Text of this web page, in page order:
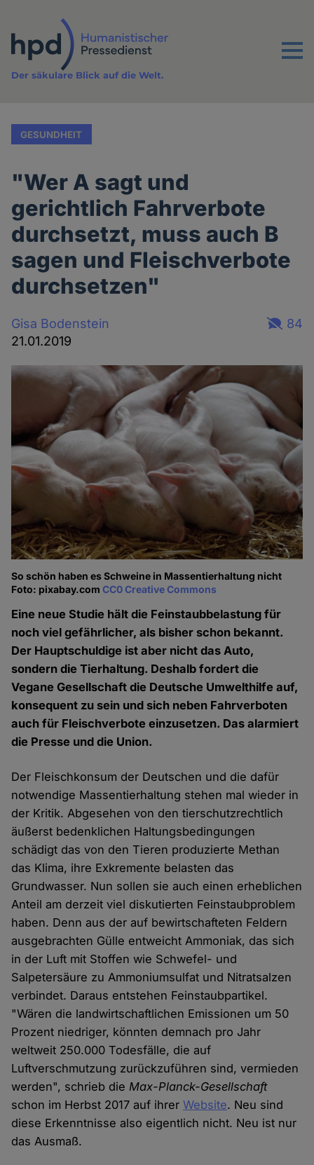
Inhalt
Menu
Der säkulare Blick auf die Welt.
GESUNDHEIT
"Wer A sagt und
gerichtlich Fahrverbote
durchsetzt, muss auch B
sagen und Fleischverbote
durchsetzen"
Gisa Bodenstein
21.01.2019
84
So schön haben es Schweine in Massentierhaltung nicht
Foto: pixabay.comCC0 Creative Commons
Eine neue Studie hält die Feinstaubbelastung für
noch viel gefährlicher, als bisher schon bekannt.
Der Hauptschuldige ist aber nicht das Auto,
sondern die Tierhaltung. Deshalb fordert die
Vegane Gesellschaft die Deutsche Umwelthilfe auf,
konsequent zu sein und sich neben Fahrverboten
auch für Fleischverbote einzusetzen. Das alarmiert
die Presse und die Union.
Der Fleischkonsum der Deutschen und die dafür
notwendige Massentierhaltung stehen mal wieder in
der Kritik. Abgesehen von den tierschutzrechtlich
äußerst bedenklichen Haltungsbedingungen
schädigt das von den Tieren produzierte Methan
das Klima, ihre Exkremente belasten das
Grundwasser. Nun sollen sie auch einen erheblichen
Anteil am derzeit viel diskutierten Feinstaubproblem
haben. Denn aus der auf bewirtschafteten Feldern
ausgebrachten Gülle entweicht Ammoniak, das sich
in der Luft mit Stoffen wie Schwefel- und
Salpetersäure zu Ammoniumsulfat und Nitratsalzen
verbindet. Daraus entstehen Feinstaubpartikel.
"Wären die landwirtschaftlichen Emissionen um 50
Prozent niedriger, könnten demnach pro Jahr
weltweit 250.000 Todesfälle, die auf
Luftverschmutzung zurückzuführen sind, vermieden
werden", schrieb dieMax-Planck-Gesellschaft
schon im Herbst 2017 auf ihrerWebsite. Neu sind
diese Erkenntnisse also eigentlich nicht. Neu ist nur
das Ausmaß.